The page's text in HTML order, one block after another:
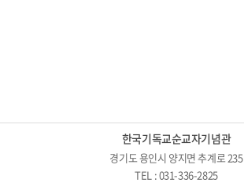
한국기독교순교자기념관
경기도 용인시 양지면 추계로 235
TEL : 031-336-2825